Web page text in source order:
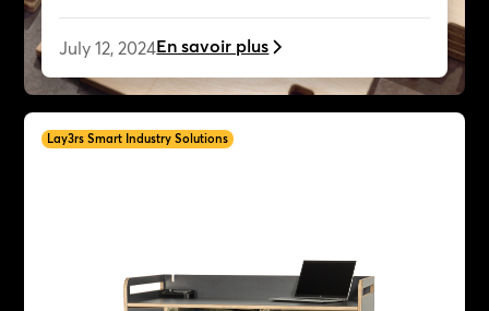
quelqu'un leur recommande Cutr.
July 12, 2024En savoir plus
Lay3rs Smart Industry Solutions